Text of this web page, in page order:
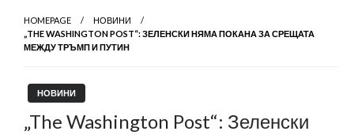
HOMEPAGE
НОВИНИ
„THE WASHINGTON POST“: ЗЕЛЕНСКИ НЯМА ПОКАНА ЗА СРЕЩАТА
МЕЖДУ ТРЪМП И ПУТИН
НОВИНИ
„The Washington Post“: Зеленски